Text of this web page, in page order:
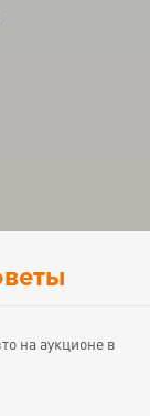
на аукционе в